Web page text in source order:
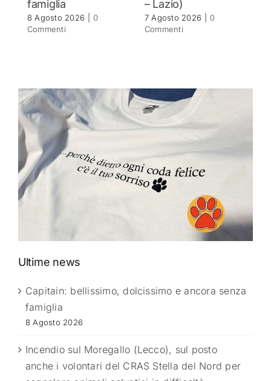
famiglia
8 Agosto 2026
0
Commenti
– Lazio)
7 Agosto 2026
0
Commenti
Ultime news
Capitain: bellissimo, dolcissimo e ancora senza
famiglia
8 Agosto 2026
Incendio sul Moregallo (Lecco), sul posto
anche i volontari del CRAS Stella del Nord per